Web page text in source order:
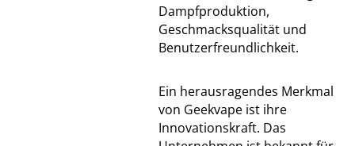
Dampfproduktion,
Geschmacksqualität und
Benutzerfreundlichkeit.
Ein herausragendes Merkmal
von Geekvape ist ihre
Innovationskraft. Das